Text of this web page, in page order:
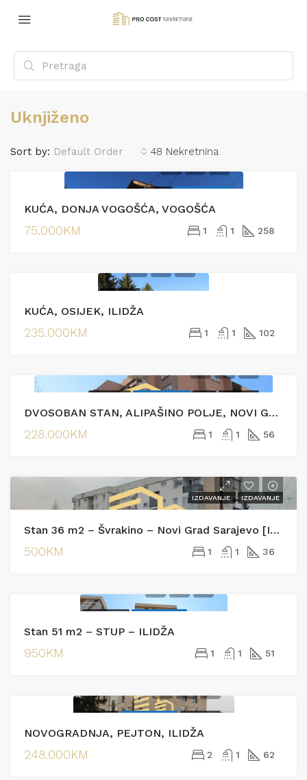
Uknjiženo
48 Nekretnina
Sort by: Default Order
KUĆA, DONJA VOGOŠĆA, VOGOŠĆA
75.000KM 1 1 258
EKSKLUZIVNO
KUĆA, OSIJEK, ILIDŽA
235.000KM 1 1 102
DVOSOBAN STAN, ALIPAŠINO POLJE, NOVI GRAD
228.000KM 1 1 56
IZDAVANJE IZDAVANJE
Stan 36 m2 – Švrakino – Novi Grad Sarajevo [Iznajmljivanje]
500KM 1 1 36
IZDAVANJE
Stan 51 m2 – STUP – ILIDŽA
950KM 1 1 51
NOVOGRADNJA, PEJTON, ILIDŽA
248.000KM 2 1 62